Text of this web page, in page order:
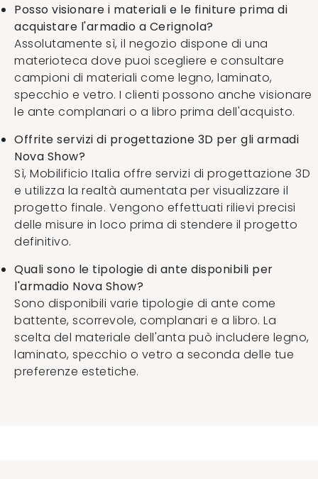
Posso visionare i materiali e le finiture prima di
acquistare l'armadio a Cerignola?
Assolutamente sì, il negozio dispone di una
materioteca dove puoi scegliere e consultare
campioni di materiali come legno, laminato,
specchio e vetro. I clienti possono anche visionare
le ante complanari o a libro prima dell'acquisto.
Offrite servizi di progettazione 3D per gli armadi
Nova Show?
Sì, Mobilificio Italia offre servizi di progettazione 3D
e utilizza la realtà aumentata per visualizzare il
progetto finale. Vengono effettuati rilievi precisi
delle misure in loco prima di stendere il progetto
definitivo.
Quali sono le tipologie di ante disponibili per
l'armadio Nova Show?
Sono disponibili varie tipologie di ante come
battente, scorrevole, complanari e a libro. La
scelta del materiale dell'anta può includere legno,
laminato, specchio o vetro a seconda delle tue
preferenze estetiche.